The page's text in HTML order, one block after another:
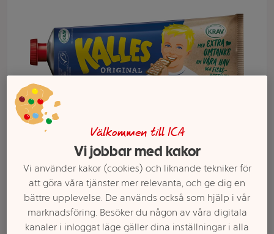
Välj butik och handla
Sortimentet kan variera mellan butikerna
Välkommen till ICA
Vi jobbar med kakor
Vi använder kakor (cookies) och liknande tekniker för
att göra våra tjänster mer relevanta, och ge dig en
bättre upplevelse. De används också som hjälp i vår
marknadsföring. Besöker du någon av våra digitala
kanaler i inloggat läge gäller dina inställningar i alla